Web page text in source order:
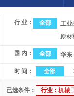
首页
行 业： 全部 工业
原材
国 内： 全部 华东
时 间： 全部
已选条件： 行业： 机械